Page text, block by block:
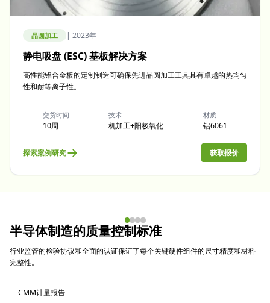
晶圆加工 | 2023年
静电吸盘 (ESC) 基板解决方案
高性能铝合金板的定制制造可确保先进晶圆加工工具具有卓越的热均匀
性和耐等离子性。
交货时间
10周
技术
机加工+阳极氧化
材质
铝6061
探索案例研究 获取报价
半导体制造的质量控制标准
行业监管的检验协议和全面的认证保证了每个关键硬件组件的尺寸精度和材料
完整性。
CMM计量报告